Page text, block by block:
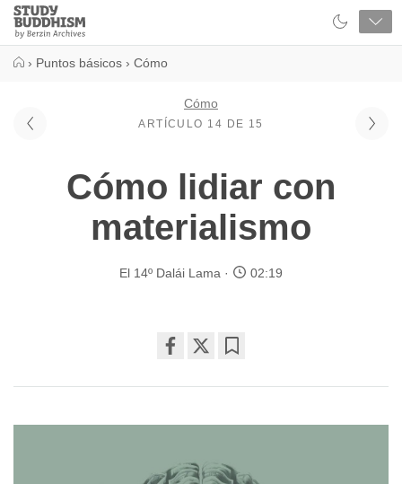
Close
Study
Buddhism
› Puntos básicos › Cómo
Cómo
ARTÍCULO 14 DE 15
Cómo lidiar con
materialismo
El 14º Dalái Lama 02:19
on